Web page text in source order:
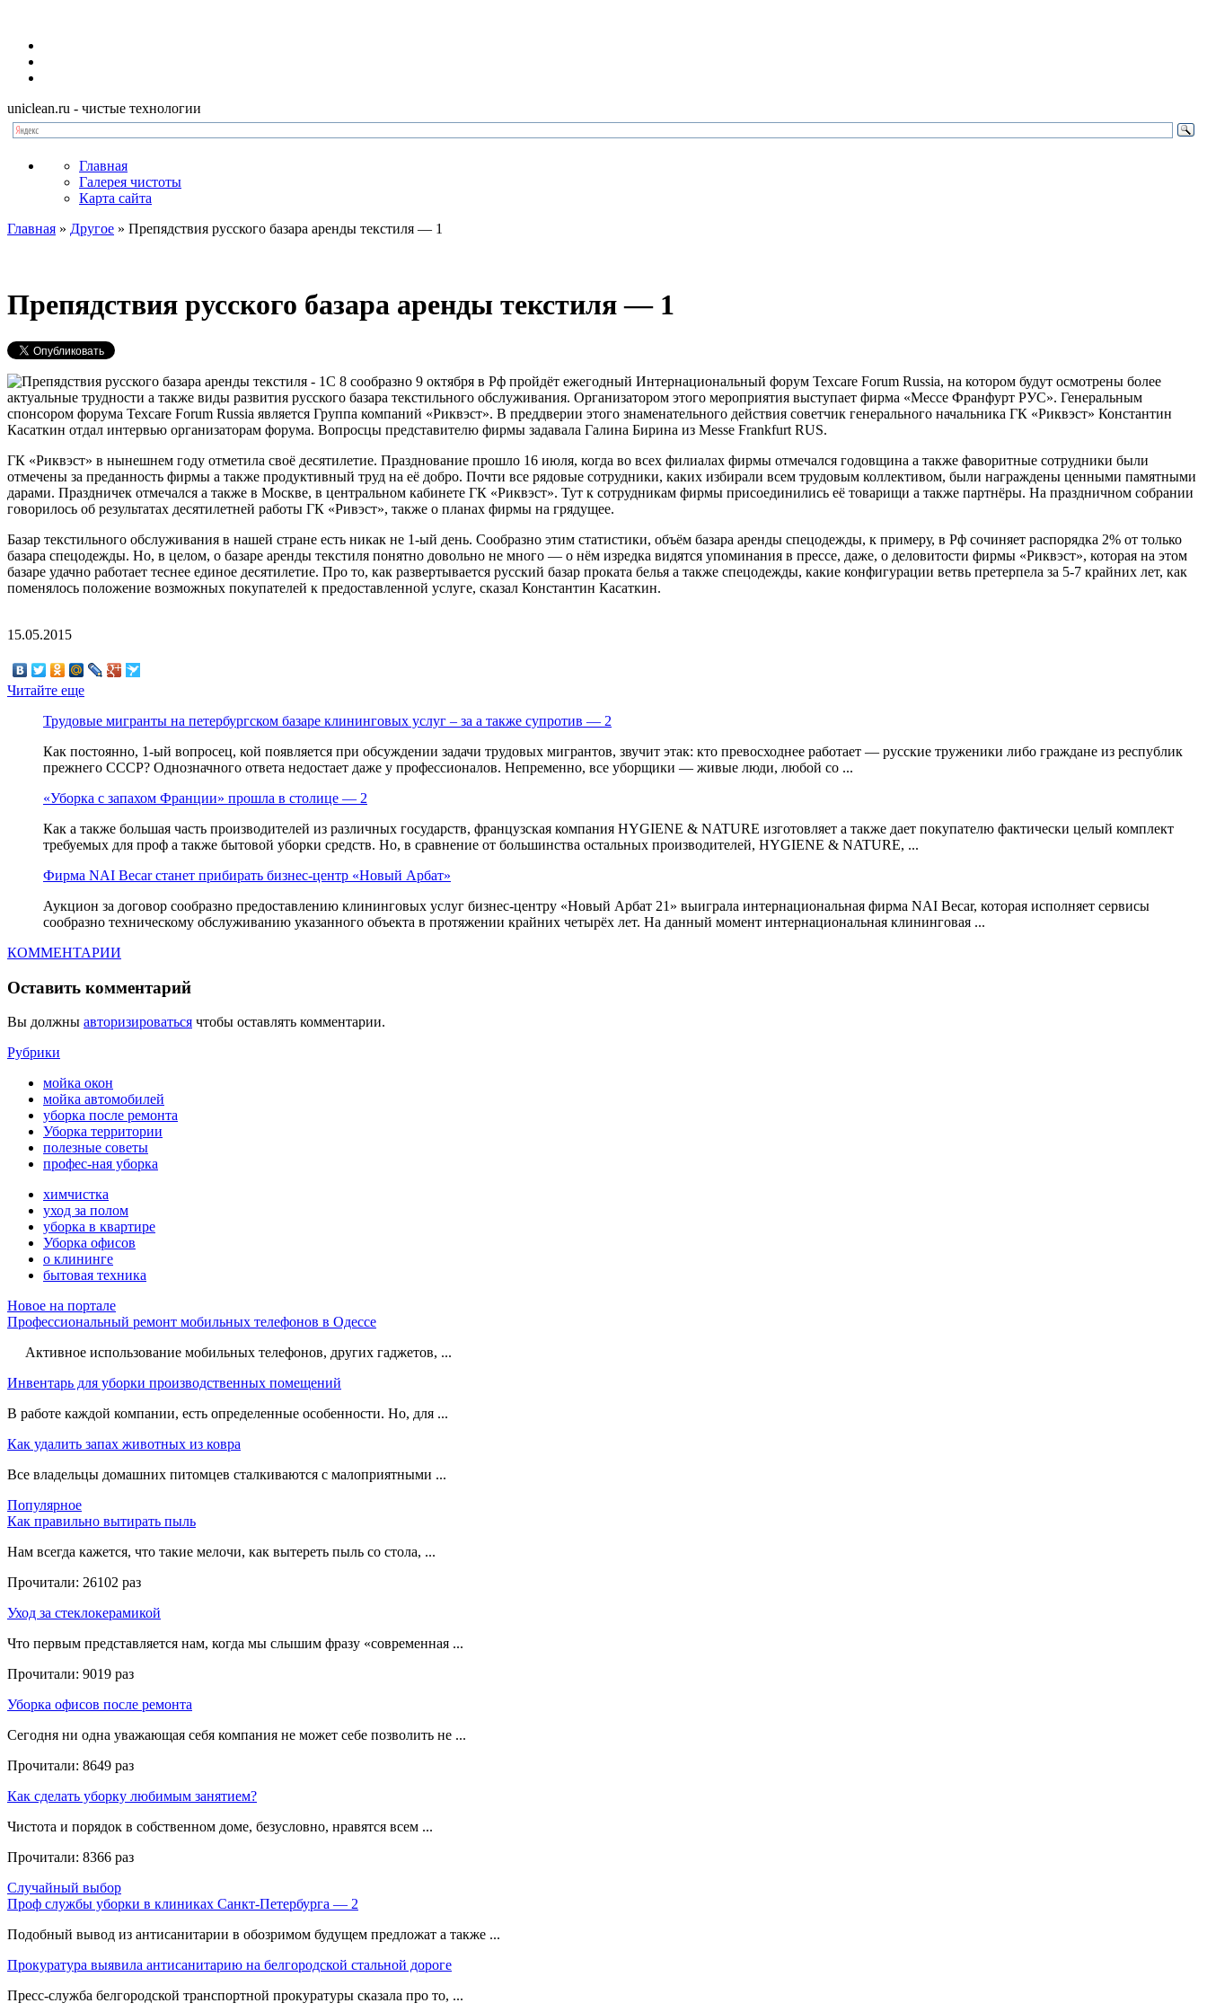
uniclean.ru - чистые технологии
Главная
Галерея чистоты
Карта сайта
Главная » Другое » Препядствия русского базара аренды текстиля — 1
Препядствия русского базара аренды текстиля — 1
С 8 сообразно 9 октября в Рф пройдёт ежегодный Интернациональный форум Texcare Forum Russia, на котором будут осмотрены более
актуальные трудности а также виды развития русского базара текстильного обслуживания. Организатором этого мероприятия выступает фирма «Мессе Франфурт РУС». Генеральным
спонсором форума Texcare Forum Russia является Группа компаний «Риквэст». В преддверии этого знаменательного действия советчик генерального начальника ГК «Риквэст» Константин
Касаткин отдал интервью организаторам форума. Вопросцы представителю фирмы задавала Галина Бирина из Messe Frankfurt RUS.
ГК «Риквэст» в нынешнем году отметила своё десятилетие. Празднование прошло 16 июля, когда во всех филиалах фирмы отмечался годовщина а также фаворитные сотрудники были
отмечены за преданность фирмы а также продуктивный труд на её добро. Почти все рядовые сотрудники, каких избирали всем трудовым коллективом, были награждены ценными памятными
дарами. Праздничек отмечался а также в Москве, в центральном кабинете ГК «Риквэст». Тут к сотрудникам фирмы присоединились её товарищи а также партнёры. На праздничном собрании
говорилось об результатах десятилетней работы ГК «Ривэст», также о планах фирмы на грядущее.
Базар текстильного обслуживания в нашей стране есть никак не 1-ый день. Сообразно этим статистики, объём базара аренды спецодежды, к примеру, в Рф сочиняет распорядка 2% от только
базара спецодежды. Но, в целом, о базаре аренды текстиля понятно довольно не много — о нём изредка видятся упоминания в прессе, даже, о деловитости фирмы «Риквэст», которая на этом
базаре удачно работает теснее единое десятилетие. Про то, как развертывается русский базар проката белья а также спецодежды, какие конфигурации ветвь претерпела за 5-7 крайних лет, как
поменялось положение возможных покупателей к предоставленной услуге, сказал Константин Касаткин.
15.05.2015
Читайте еще
Трудовые мигранты на петербургском базаре клининговых услуг – за а также супротив — 2
Как постоянно, 1-ый вопросец, кой появляется при обсуждении задачи трудовых мигрантов, звучит этак: кто превосходнее работает — русские труженики либо граждане из республик
прежнего СССР? Однозначного ответа недостает даже у профессионалов. Непременно, все уборщики — живые люди, любой со ...
«Уборка с запахом Франции» прошла в столице — 2
Как а также большая часть производителей из различных государств, французская компания HYGIENE & NATURE изготовляет а также дает покупателю фактически целый комплект
требуемых для проф а также бытовой уборки средств. Но, в сравнение от большинства остальных производителей, HYGIENE & NATURE, ...
Фирма NAI Becar станет прибирать бизнес-центр «Новый Арбат»
Аукцион за договор сообразно предоставлению клининговых услуг бизнес-центру «Новый Арбат 21» выиграла интернациональная фирма NAI Becar, которая исполняет сервисы
сообразно техническому обслуживанию указанного объекта в протяжении крайних четырёх лет. На данный момент интернациональная клининговая ...
КОММЕНТАРИИ
Оставить комментарий
Вы должны авторизироваться чтобы оставлять комментарии.
Рубрики
мойка окон
мойка автомобилей
уборка после ремонта
Уборка территории
полезные советы
профес-ная уборка
химчистка
уход за полом
уборка в квартире
Уборка офисов
о клининге
бытовая техника
Новое на портале
Профессиональный ремонт мобильных телефонов в Одессе
Активное использование мобильных телефонов, других гаджетов, ...
Инвентарь для уборки производственных помещений
В работе каждой компании, есть определенные особенности. Но, для ...
Как удалить запах животных из ковра
Все владельцы домашних питомцев сталкиваются с малоприятными ...
Популярное
Как правильно вытирать пыль
Нам всегда кажется, что такие мелочи, как вытереть пыль со стола, ...
Прочитали: 26102 раз
Уход за стеклокерамикой
Что первым представляется нам, когда мы слышим фразу «современная ...
Прочитали: 9019 раз
Уборка офисов после ремонта
Сегодня ни одна уважающая себя компания не может себе позволить не ...
Прочитали: 8649 раз
Как сделать уборку любимым занятием?
Чистота и порядок в собственном доме, безусловно, нравятся всем ...
Прочитали: 8366 раз
Случайный выбор
Проф службы уборки в клиниках Санкт-Петербурга — 2
Подобный вывод из антисанитарии в обозримом будущем предложат а также ...
Прокуратура выявила антисанитарию на белгородской стальной дороге
Пресс-служба белгородской транспортной прокуратуры сказала про то, ...